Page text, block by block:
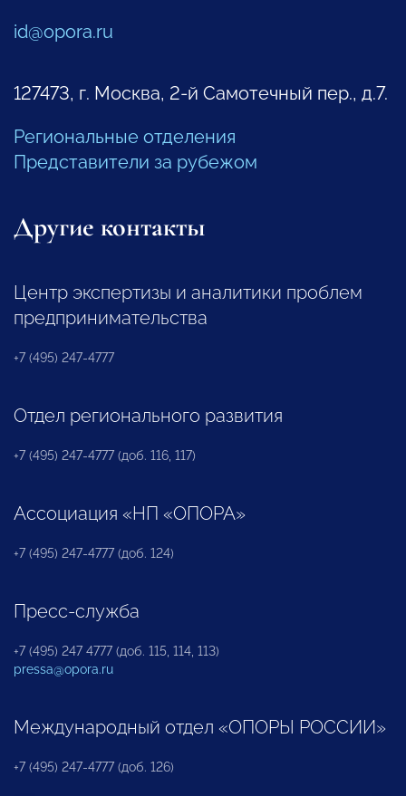
id@opora.ru
127473, г. Москва, 2-й Самотечный пер., д.7.
Региональные отделения
Представители за рубежом
Другие контакты
Центр экспертизы и аналитики проблем
предпринимательства
+7 (495) 247-4777
Отдел регионального развития
+7 (495) 247-4777 (доб. 116, 117)
Ассоциация «НП «ОПОРА»
+7 (495) 247-4777 (доб. 124)
Пресс-служба
+7 (495) 247 4777 (доб. 115, 114, 113)
pressa@opora.ru
Международный отдел «ОПОРЫ РОССИИ»
+7 (495) 247-4777 (доб. 126)